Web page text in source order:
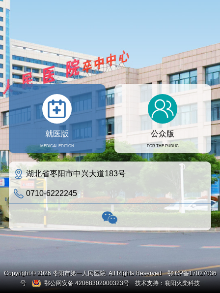
就医版
MEDICAL EDITION
公众版
FOR THE PUBLIC
湖北省枣阳市中兴大道183号
0710-6222245
Copyright © 2026 枣阳市第一人民医院. All Rights Reserved鄂ICP备17027036
号
鄂公网安备 42068302000323号技术支持： 襄阳火柴科技